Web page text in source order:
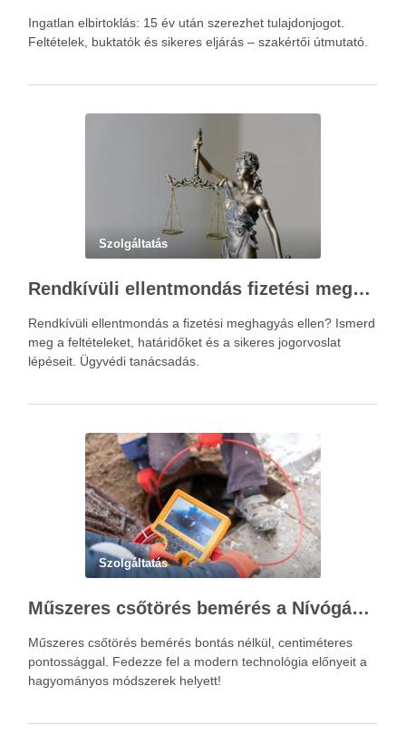
Ingatlan elbirtoklás: 15 év után szerezhet tulajdonjogot.
Feltételek, buktatók és sikeres eljárás – szakértői útmutató.
Szolgáltatás
Rendkívüli ellentmondás fizetési meghagyás ellen – Újváry Zsolt Ügyvédi Iroda
Rendkívüli ellentmondás a fizetési meghagyás ellen? Ismerd
meg a feltételeket, határidőket és a sikeres jogorvoslat
lépéseit. Ügyvédi tanácsadás.
Szolgáltatás
Műszeres csőtörés bemérés a Nívógáz Hungária Kft.-vel
Műszeres csőtörés bemérés bontás nélkül, centiméteres
pontossággal. Fedezze fel a modern technológia előnyeit a
hagyományos módszerek helyett!